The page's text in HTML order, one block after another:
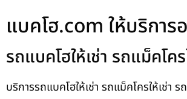
แบคโฮ.com ให้บริการ
รถแบคโฮให้เช่า รถแม็คโคร
บริการรถแบคโฮให้เช่า รถแม็คโครให้เช่า